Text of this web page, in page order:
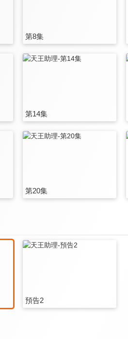
第8集
第14集
第20集
預告2